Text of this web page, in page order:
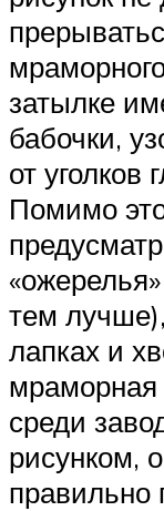
затылке
бабочки,
от уголков
Помимо
тем
лапках и
мраморная
среди
рисунком,
правильно